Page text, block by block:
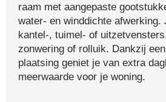
raam met aangepaste
water- en winddichte
kantel-, tuimel- of
zonwering of rolluik. Dankzij
plaatsing geniet je van extra
meerwaarde voor je woning.